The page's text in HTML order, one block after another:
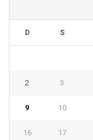
D S
2 3
9 10
16 17